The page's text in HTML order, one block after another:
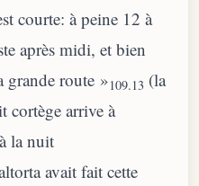
courte: à peine 12 à
après midi, et bien
grande route »109.13 (la
cortège arrive à
la nuit
avait fait cette